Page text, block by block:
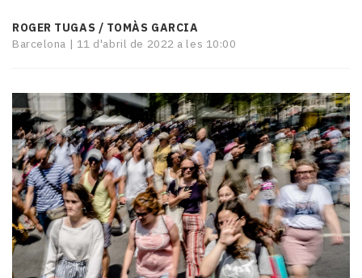
Mai
tant!
mitjans
El
temps
Reportatges
Entrevistes
Enquestes
A
escena!
Dis
la
ROGER TUGAS / TOMÀS GARCIA
Barcelona | 11 d'abril de 2022 a les 10:00